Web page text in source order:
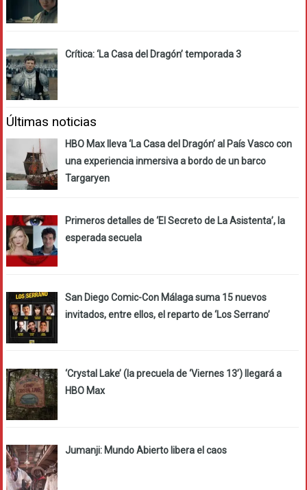
Crítica: ‘La Casa del Dragón’ temporada 3
Últimas noticias
HBO Max lleva ‘La Casa del Dragón’ al País Vasco con
una experiencia inmersiva a bordo de un barco
Targaryen
Primeros detalles de ‘El Secreto de La Asistenta’, la
esperada secuela
San Diego Comic-Con Málaga suma 15 nuevos
invitados, entre ellos, el reparto de ‘Los Serrano’
‘Crystal Lake’ (la precuela de ‘Viernes 13’) llegará a
HBO Max
Jumanji: Mundo Abierto libera el caos